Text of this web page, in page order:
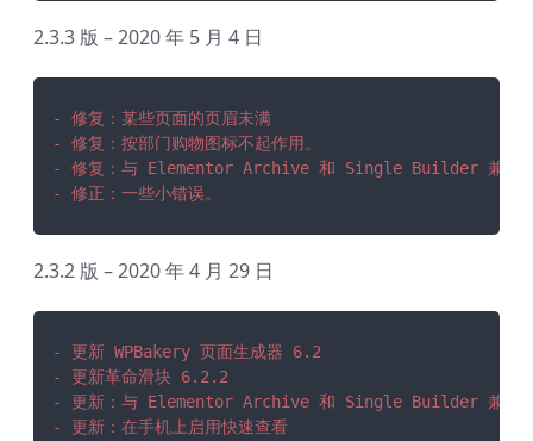
2.3.3 版 – 2020 年 5 月 4 日
- 修复：某些页面的页眉未满
- 修复：按部门购物图标不起作用。
- 修复：与 Elementor Archive 和 Single Builder 兼容
- 修正：一些小错误。
2.3.2 版 – 2020 年 4 月 29 日
- 更新 WPBakery 页面生成器 6.2
- 更新革命滑块 6.2.2
- 更新：与 Elementor Archive 和 Single Builder 兼容
- 更新：在手机上启用快速查看